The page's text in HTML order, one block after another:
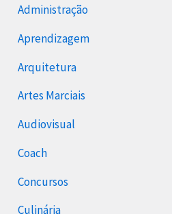
Administração
Aprendizagem
Arquitetura
Artes Marciais
Audiovisual
Coach
Concursos
Culinária